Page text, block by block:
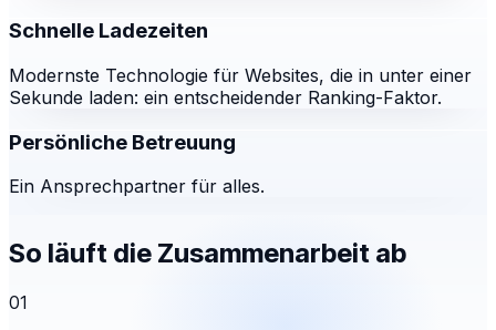
Schnelle Ladezeiten
Modernste Technologie für Websites, die in unter einer
Sekunde laden: ein entscheidender Ranking-Faktor.
Persönliche Betreuung
Ein Ansprechpartner für alles.
So läuft die Zusammenarbeit ab
01